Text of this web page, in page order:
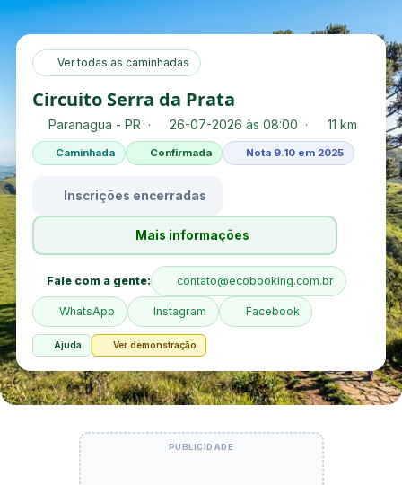
Ver todas as caminhadas
Circuito Serra da Prata
Paranagua - PR · 26-07-2026 às 08:00 · 11 km
Caminhada Confirmada Nota 9.10 em 2025
Inscrições encerradas
Mais informações
Fale com a gente: contato@ecobooking.com.br
WhatsApp Instagram Facebook
Ajuda Ver demonstração